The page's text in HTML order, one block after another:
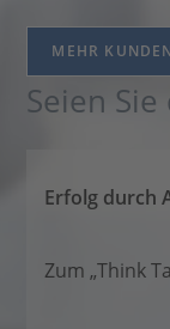
MEHR
Seien
Erfolg durch
Zum „Think